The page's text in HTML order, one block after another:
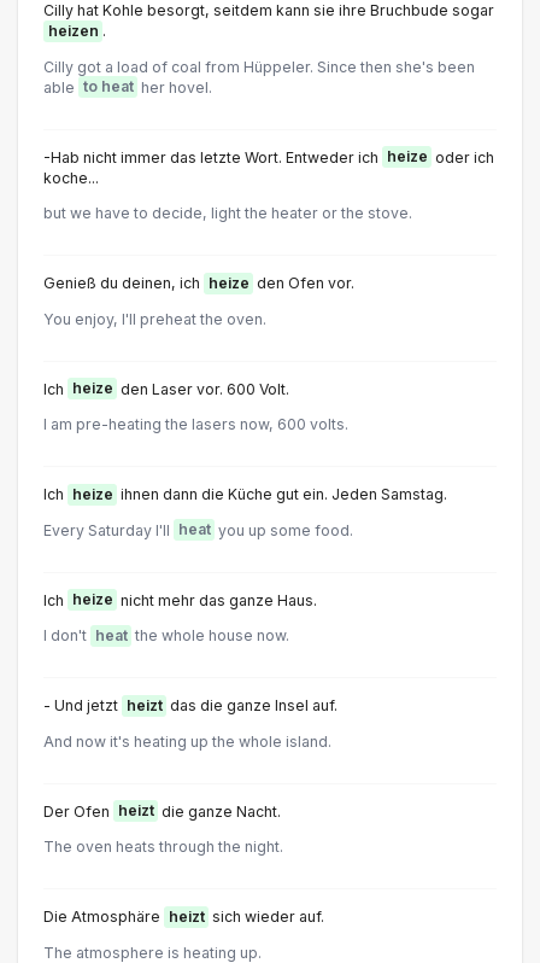
Cilly hat Kohle besorgt, seitdem kann sie ihre Bruchbude sogar
heizen .
Cilly got a load of coal from Hüppeler. Since then she's been
able to heat her hovel.
-Hab nicht immer das letzte Wort. Entweder ich heize oder ich
koche...
but we have to decide, light the heater or the stove.
Genieß du deinen, ich heize den Ofen vor.
You enjoy, I'll preheat the oven.
Ich heize den Laser vor. 600 Volt.
I am pre-heating the lasers now, 600 volts.
Ich heize ihnen dann die Küche gut ein. Jeden Samstag.
Every Saturday l'll heat you up some food.
Ich heize nicht mehr das ganze Haus.
I don't heat the whole house now.
- Und jetzt heizt das die ganze Insel auf.
And now it's heating up the whole island.
Der Ofen heizt die ganze Nacht.
The oven heats through the night.
Die Atmosphäre heizt sich wieder auf.
The atmosphere is heating up.